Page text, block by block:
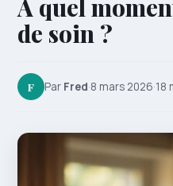
À quel
de soin ?
F Par Fred·8 mars 2026·18